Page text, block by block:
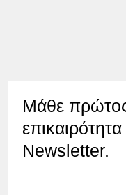
Μάθε
Newsletter.